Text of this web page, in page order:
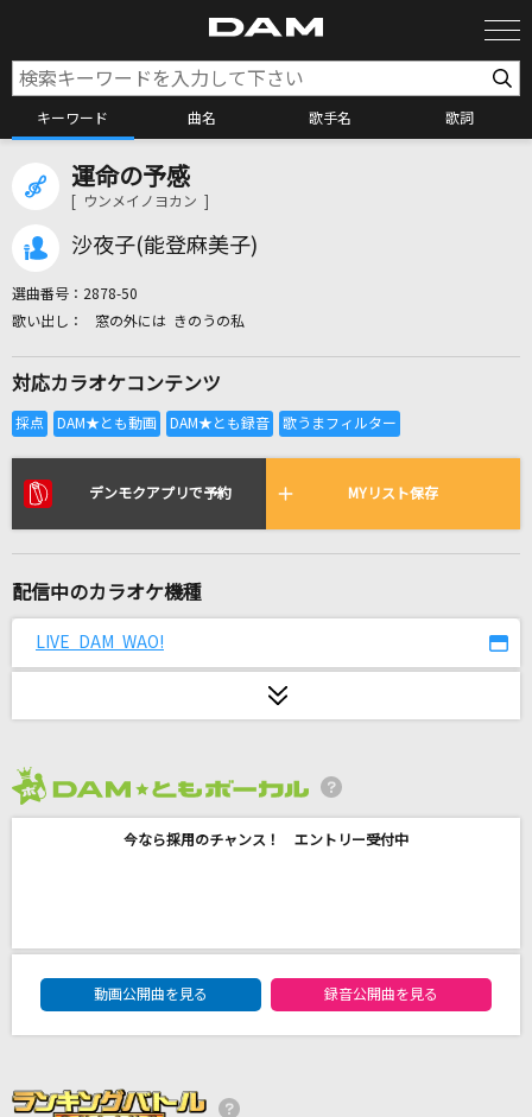
キーワード 曲名 歌手名 歌詞
カラオケ店舗検索
全国りれき
リアルタイムで歌われている曲の一覧
まちぶせ
残酷な天使のテーゼ
瞳をとじて
SMAP
運命の予感
[ ウンメイノヨカン ]
沙夜子(能登麻美子)
選曲番号： 2878-50
窓の外には きのうの私
対応カラオケコンテンツ
デンモクアプリで予約 MYリスト保存
配信中のカラオケ機種
LIVE DAM WAO!
今なら採用のチャンス！ エントリー受付中
DAM★ともボーカルエントリーランキング
動画公開曲を見る
録音公開曲を見る